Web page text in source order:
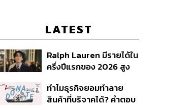
LATEST
Ralph Lauren มีรายได้ใน
ครึ่งปีแรกของ 2026 สูง
ทำไมธุรกิจยอมทำลาย
สินค้าที่บริจาคได้? คำตอบ